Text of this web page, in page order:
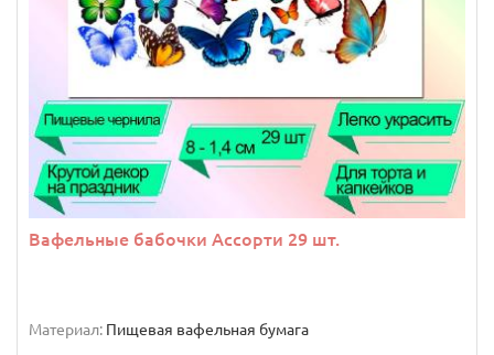
Вафельные бабочки Ассорти 29 шт.
Материал: Пищевая вафельная бумага